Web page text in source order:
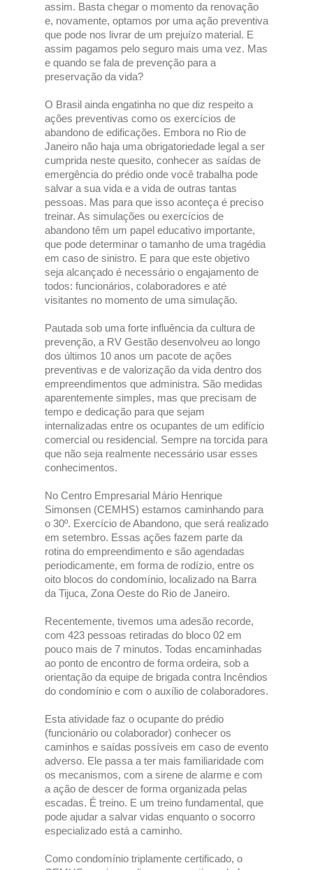
assim. Basta chegar o momento da renovação
e, novamente, optamos por uma ação preventiva
que pode nos livrar de um prejuízo material. E
assim pagamos pelo seguro mais uma vez. Mas
e quando se fala de prevenção para a
preservação da vida?
O Brasil ainda engatinha no que diz respeito a
ações preventivas como os exercícios de
abandono de edificações. Embora no Rio de
Janeiro não haja uma obrigatoriedade legal a ser
cumprida neste quesito, conhecer as saídas de
emergência do prédio onde você trabalha pode
salvar a sua vida e a vida de outras tantas
pessoas. Mas para que isso aconteça é preciso
treinar. As simulações ou exercícios de
abandono têm um papel educativo importante,
que pode determinar o tamanho de uma tragédia
em caso de sinistro. E para que este objetivo
seja alcançado é necessário o engajamento de
todos: funcionários, colaboradores e até
visitantes no momento de uma simulação.
Pautada sob uma forte influência da cultura de
prevenção, a RV Gestão desenvolveu ao longo
dos últimos 10 anos um pacote de ações
preventivas e de valorização da vida dentro dos
empreendimentos que administra. São medidas
aparentemente simples, mas que precisam de
tempo e dedicação para que sejam
internalizadas entre os ocupantes de um edifício
comercial ou residencial. Sempre na torcida para
que não seja realmente necessário usar esses
conhecimentos.
No Centro Empresarial Mário Henrique
Simonsen (CEMHS) estamos caminhando para
o 30º. Exercício de Abandono, que será realizado
em setembro. Essas ações fazem parte da
rotina do empreendimento e são agendadas
periodicamente, em forma de rodízio, entre os
oito blocos do condomínio, localizado na Barra
da Tijuca, Zona Oeste do Rio de Janeiro.
Recentemente, tivemos uma adesão recorde,
com 423 pessoas retiradas do bloco 02 em
pouco mais de 7 minutos. Todas encaminhadas
ao ponto de encontro de forma ordeira, sob a
orientação da equipe de brigada contra Incêndios
do condomínio e com o auxílio de colaboradores.
Esta atividade faz o ocupante do prédio
(funcionário ou colaborador) conhecer os
caminhos e saídas possíveis em caso de evento
adverso. Ele passa a ter mais familiaridade com
os mecanismos, com a sirene de alarme e com
a ação de descer de forma organizada pelas
escadas. É treino. E um treino fundamental, que
pode ajudar a salvar vidas enquanto o socorro
especializado está a caminho.
Como condomínio triplamente certificado, o